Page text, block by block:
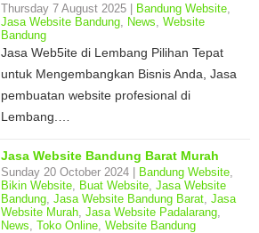
Thursday 7 August 2025 | Bandung Website,
Jasa Website Bandung, News Website
Bandung
Jasa Web5ite di Lembang Pilihan Tepat
untuk Mengembangkan Bisnis Anda, Jasa
pembuatan website profesional di
Lembang.…
Jasa Website Bandung Barat Murah
Sunday 20 October 2024 | Bandung Website,
Bikin Website, Buat Website, Jasa Website
Bandung, Jasa Website Bandung Barat, Jasa
Website Murah, Jasa Website Padalarang,
News Toko Online, Website Bandung